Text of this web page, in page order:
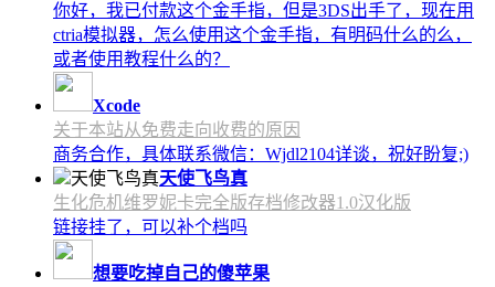
你好，我已付款这个金手指，但是3DS出手了，现在用
ctria模拟器，怎么使用这个金手指，有明码什么的么，
或者使用教程什么的？
Xcode
关于本站从免费走向收费的原因
商务合作，具体联系微信：Wjdl2104详谈，祝好盼复;)
天使飞鸟真
生化危机维罗妮卡完全版存档修改器1.0汉化版
链接挂了，可以补个档吗
想要吃掉自己的傻苹果